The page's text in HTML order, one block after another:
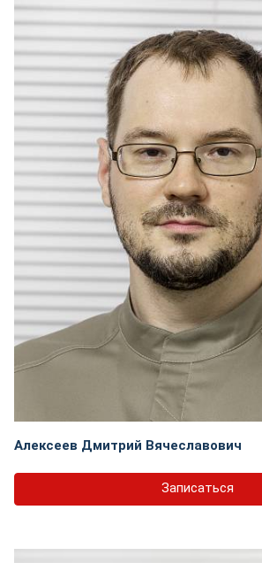
Алексеев Дмитрий Вячеславович
Записаться